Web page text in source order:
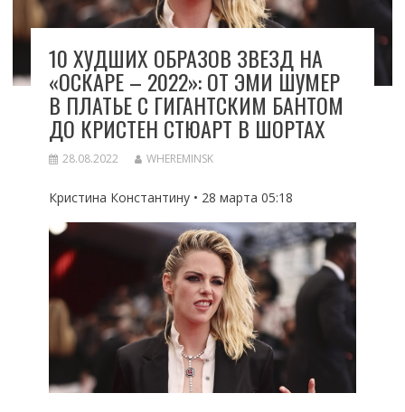
10 ХУДШИХ ОБРАЗОВ ЗВЕЗД НА
«ОСКАРЕ – 2022»: ОТ ЭМИ ШУМЕР
В ПЛАТЬЕ C ГИГАНТСКИМ БАНТОМ
ДО КРИСТЕН СТЮАРТ В ШОРТАХ
28.08.2022 WHEREMINSK
Кристина Константину • 28 марта 05:18